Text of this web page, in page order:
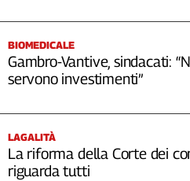
BIOMEDICALE
Gambro-Vantive, sindacati:
servono investimenti”
LAGALITÀ
La riforma della Corte dei
riguarda tutti